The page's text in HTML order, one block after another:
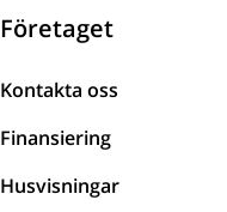
Företaget
Kontakta oss
Finansiering
Husvisningar